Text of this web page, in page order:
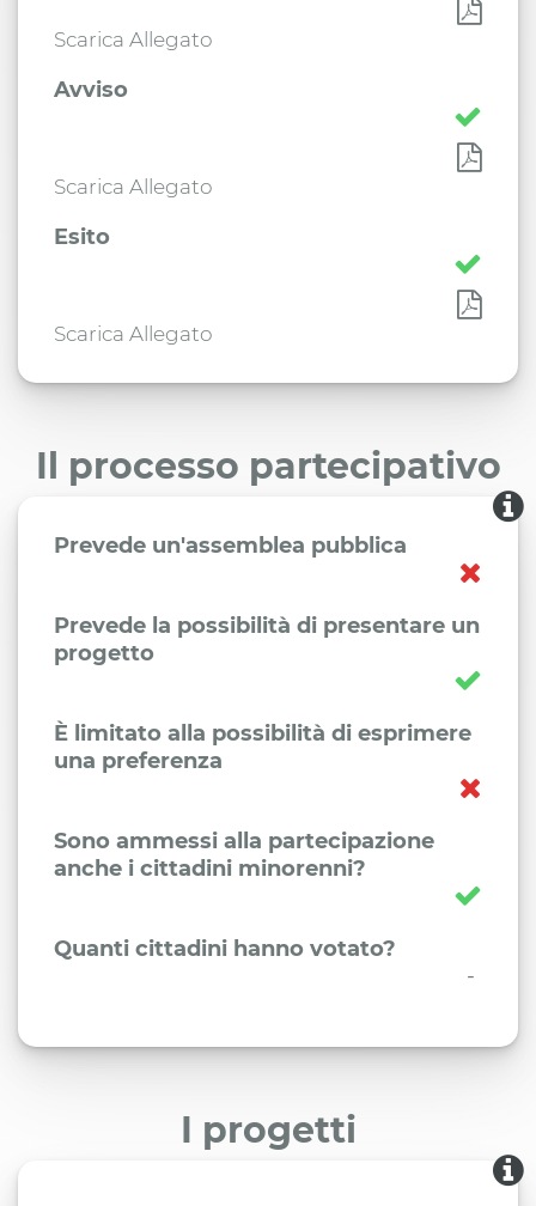
Scarica Allegato
Avviso
Scarica Allegato
Esito
Scarica Allegato
Il processo partecipativo
Prevede un'assemblea pubblica
Prevede la possibilità di presentare un
progetto
È limitato alla possibilità di esprimere
una preferenza
Sono ammessi alla partecipazione
anche i cittadini minorenni?
Quanti cittadini hanno votato?
-
I progetti